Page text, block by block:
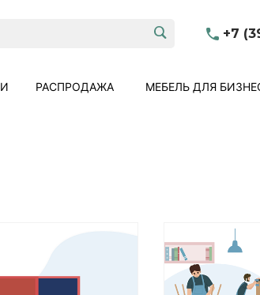
+7
РАСПРОДАЖА МЕБЕЛЬ ДЛЯ